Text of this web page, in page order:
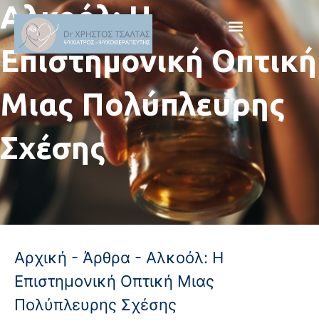
Αλκοόλ: Η
Επιστημονική Οπτική
Μιας Πολύπλευρης
Σχέσης
Αρχική - Άρθρα - Αλκοόλ: Η
Επιστημονική Οπτική Μιας
Πολύπλευρης Σχέσης